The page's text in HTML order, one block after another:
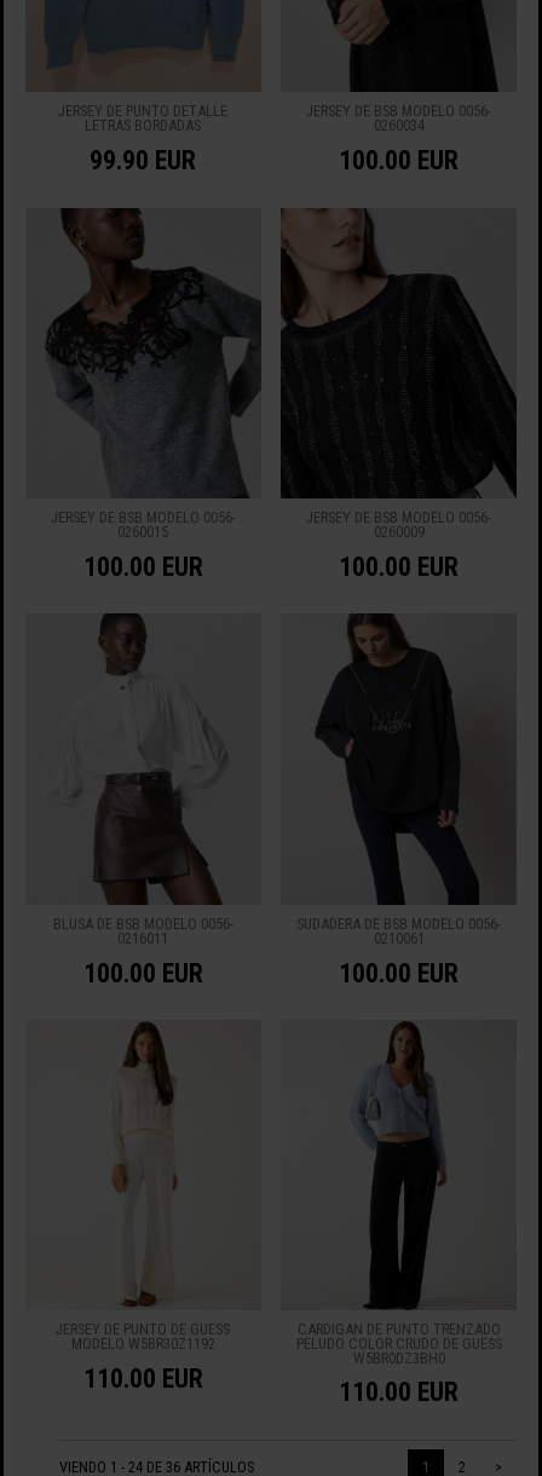
JERSEY DE PUNTO DETALLE
LETRAS BORDADAS
99.90 EUR
JERSEY DE BSB MODELO 0056-
0260034
100.00 EUR
JERSEY DE BSB MODELO 0056-
0260015
100.00 EUR
JERSEY DE BSB MODELO 0056-
0260009
100.00 EUR
BLUSA DE BSB MODELO 0056-
0216011
100.00 EUR
SUDADERA DE BSB MODELO 0056-
0210061
100.00 EUR
JERSEY DE PUNTO DE GUESS
MODELO W5BR30Z1192
110.00 EUR
CÁRDIGAN DE PUNTO TRENZADO
PELUDO COLOR CRUDO DE GUESS
W5BR0DZ3BH0
110.00 EUR
VIENDO 1 - 24 DE 36 ARTÍCULOS 1 2 >